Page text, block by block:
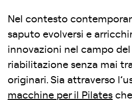
Nel contesto
saputo evolversi e
innovazioni nel campo
riabilitazione senza mai
originari. Sia attraverso
macchine per il Pilates